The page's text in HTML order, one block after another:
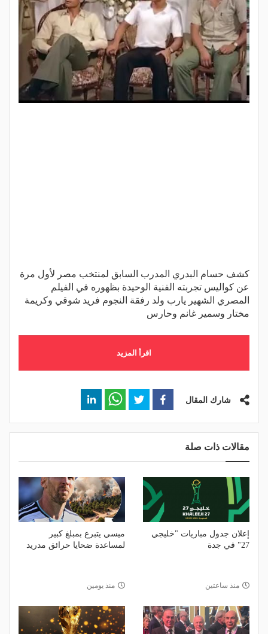
كشف حسام البدري المدرب السابق لمنتخب مصر لأول مرة
عن كواليس تجربته الفنية الوحيدة بظهوره في الفيلم
المصري الشهير يارب ولد رفقة النجوم فريد شوقي وكريمة
مختار وسمير غانم وحارس
اقرأ المزيد
شارك المقال
مقالات ذات صلة
إعلان جدول مباريات "خليجي
27" في جدة
منذ ساعتين
ميسي يتبرع بمبلغ كبير
لمساعدة ضحايا حرائق مدريد
منذ يومين